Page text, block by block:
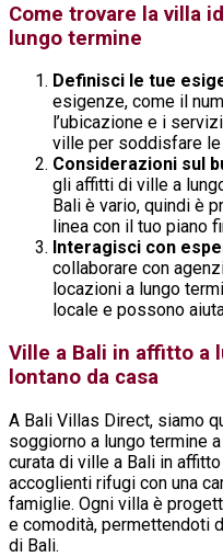
Come trovare la villa
lungo termine
Definisci le tue
esigenze, come il
l’ubicazione e i
ville per soddisfare
Considerazioni sul
gli affitti di ville a
Bali è vario, quindi è
linea con il tuo piano
Interagisci con
collaborare con
locazioni a lungo
locale e possono
Ville a Bali in affitto a
lontano da casa
A Bali Villas Direct, siamo
soggiorno a lungo termine
curata di ville a Bali in
accoglienti rifugi con una
famiglie. Ogni villa è
e comodità, permettendoti
di Bali.